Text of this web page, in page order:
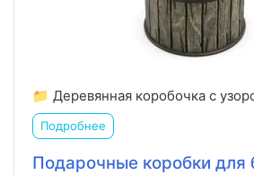
📁 Деревянная коробочка с
Подробнее
Подарочные коробки для